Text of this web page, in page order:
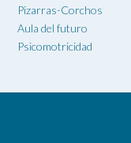
Pizarras-Corchos
Aula del futuro
Psicomotricidad